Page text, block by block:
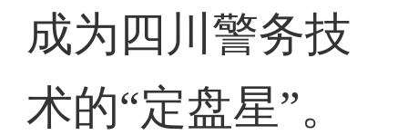
成为四川警务技
术的“定盘星”。